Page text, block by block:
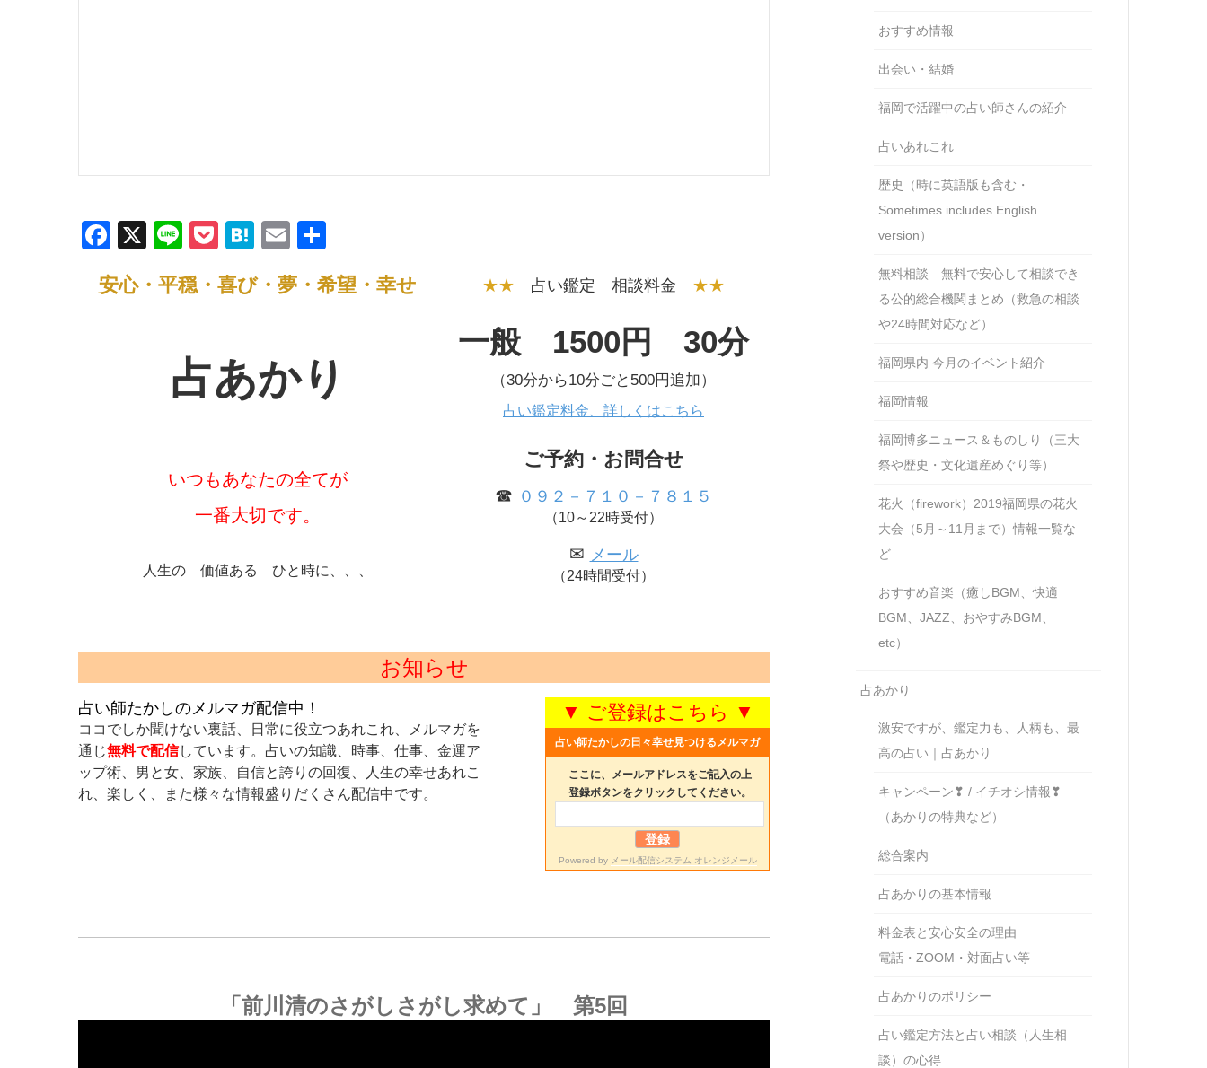
F
c
X
Li
e
P
ck
H
e
E
ail
安心・平穏・喜び・夢・希望・幸せ
占あかり
いつもあなたの全てが
一番大切です。
人生の 価値ある ひと時に、、、
★★ 占い鑑定 相談料金 ★★
一般 1500円 30分
（30分から10分ごと500円追加）
占い鑑定料金、詳しくはこちら
ご予約・お問合せ
☎ ０９２－７１０－７８１５
（10～22時受付）
✉ メール
（24時間受付）
お知らせ
占い師たかしのメルマガ配信中！
ココでしか聞けない裏話、日常に役立つあれこれ、メルマガを
通じ無料で配信しています。占いの知識、時事、仕事、金運ア
ップ術、男と女、家族、自信と誇りの回復、人生の幸せあれこ
れ、楽しく、また様々な情報盛りだくさん配信中です。
▼ ご登録はこちら ▼
占い師たかしの日々幸せ見つけるメルマガ
ここに、メールアドレスをご記入の上
登録ボタンをクリックしてください。
Powered by メール配信システム オレンジメール
「前川清のさがしさがし求めて」 第5回
おすすめ情報
出会い・結婚
福岡で活躍中の占い師さんの紹介
占いあれこれ
歴史（時に英語版も含む・
Sometimes includes English
version）
無料相談 無料で安心して相談でき
る公的総合機関まとめ（救急の相談
や24時間対応など）
福岡県内 今月のイベント紹介
福岡情報
福岡博多ニュース＆ものしり（三大
祭や歴史・文化遺産めぐり等）
花火（firework）2019福岡県の花火
大会（5月～11月まで）情報一覧な
ど
おすすめ音楽（癒しBGM、快適
BGM、JAZZ、おやすみBGM、
etc）
占あかり
激安ですが、鑑定力も、人柄も、最
高の占い｜占あかり
キャンペーン❣ / イチオシ情報❣
（あかりの特典など）
総合案内
占あかりの基本情報
料金表と安心安全の理由
電話・ZOOM・対面占い等
占あかりのポリシー
占い鑑定方法と占い相談（人生相
談）の心得